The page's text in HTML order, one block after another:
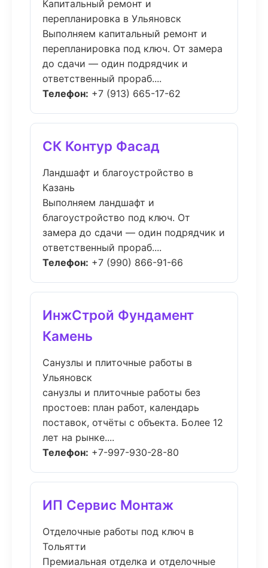
Капитальный ремонт и
перепланировка в Ульяновск
Выполняем капитальный ремонт и
перепланировка под ключ. От замера
до сдачи — один подрядчик и
ответственный прораб....
Телефон: +7 (913) 665-17-62
СК Контур Фасад
Ландшафт и благоустройство в
Казань
Выполняем ландшафт и
благоустройство под ключ. От
замера до сдачи — один подрядчик и
ответственный прораб....
Телефон: +7 (990) 866-91-66
ИнжСтрой Фундамент
Камень
Санузлы и плиточные работы в
Ульяновск
санузлы и плиточные работы без
простоев: план работ, календарь
поставок, отчёты с объекта. Более 12
лет на рынке....
Телефон: +7-997-930-28-80
ИП Сервис Монтаж
Отделочные работы под ключ в
Тольятти
Премиальная отделка и отделочные